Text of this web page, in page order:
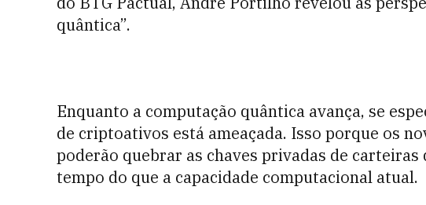
quântica”.
Enquanto a computação quântica avança, se
de criptoativos está ameaçada. Isso porque os
poderão quebrar as chaves privadas de
tempo do que a capacidade computacional atual.